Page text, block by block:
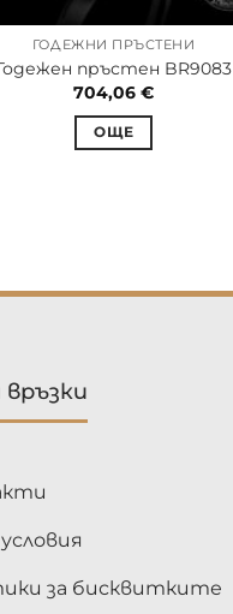
ГОДЕЖНИ ПРЪСТЕНИ
пръстен BR9083
704,06€
ОЩЕ
връзки
за бисквитките